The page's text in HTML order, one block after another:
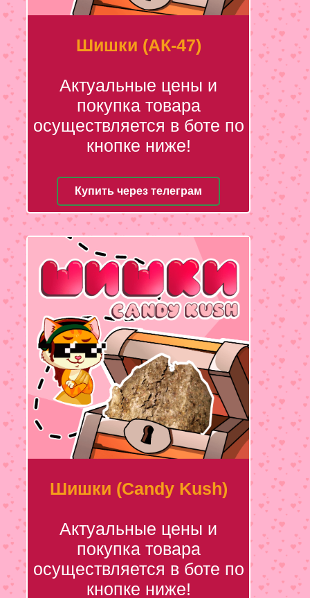
Шишки (АК-47)
Актуальные цены и
покупка товара
осуществляется в боте по
кнопке ниже!
Купить через телеграм
Шишки (Candy Kush)
Актуальные цены и
покупка товара
осуществляется в боте по
кнопке ниже!